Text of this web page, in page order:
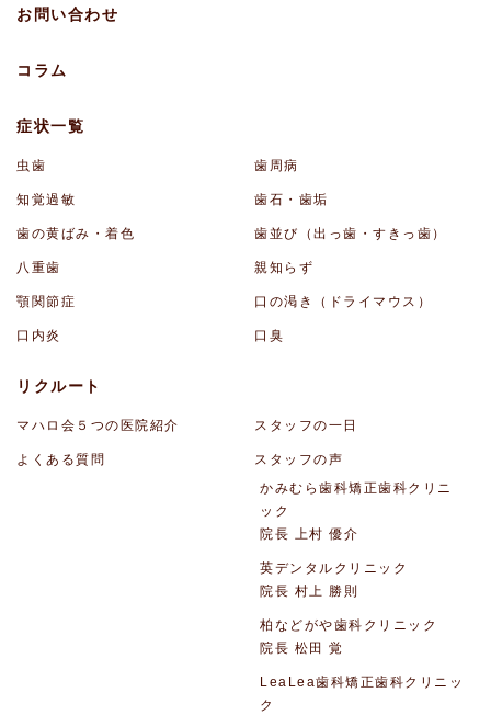
お問い合わせ
コラム
症状一覧
虫歯 歯周病
知覚過敏 歯石・歯垢
歯の黄ばみ・着色 歯並び（出っ歯・すきっ歯）
八重歯 親知らず
顎関節症 口の渇き（ドライマウス）
口内炎 口臭
リクルート
マハロ会５つの医院紹介 スタッフの一日
よくある質問
スタッフの声
かみむら歯科矯正歯科クリニ
ック
院長 上村 優介
英デンタルクリニック
院長 村上 勝則
柏などがや歯科クリニック
院長 松田 覚
LeaLea歯科矯正歯科クリニッ
ク